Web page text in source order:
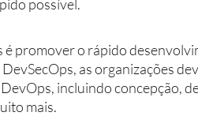
possível.
promover o rápido
as organizações
incluindo concepção,
mais.